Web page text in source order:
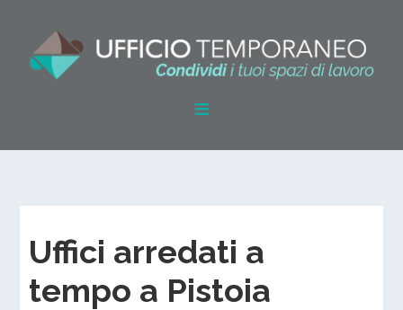
Uffici arredati a
tempo a Pistoia